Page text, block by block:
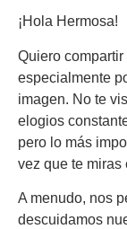
¡Hola Hermosa!
Quiero
especialmente
imagen. No te
elogios
pero lo más
vez que te miras
A menudo, nos
descuidamos